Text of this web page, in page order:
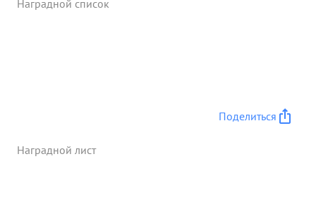
Наградной список
Поделиться
Наградной лист